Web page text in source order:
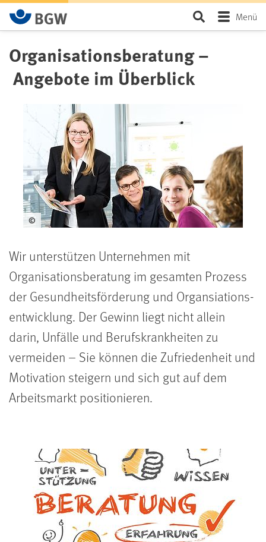
Zum Hauptinhalt springen SeiteMenü
Organisationsberatung –
Angebote im Überblick
©
Wir unterstützen Unternehmen mit
Organisations­beratung im gesamten Prozess
der Gesundheitsförderung und Organsiations­
entwicklung. Der Gewinn liegt nicht allein
darin, Unfälle und Berufskrankheiten zu
vermeiden – Sie können die Zufriedenheit und
Motivation steigern und sich gut auf dem
Arbeitsmarkt positionieren.